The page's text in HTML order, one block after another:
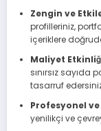
Zengin ve
profilleriniz,
içeriklere
Maliyet
sınırsız
tasarruf
Profesyonel
yenilikçi ve